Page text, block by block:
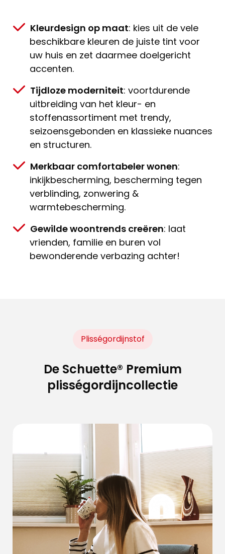
Kleurdesign op maat: kies uit de vele
beschikbare kleuren de juiste tint voor
uw huis en zet daarmee doelgericht
accenten.
Tijdloze moderniteit: voortdurende
uitbreiding van het kleur- en
stoffenassortiment met trendy,
seizoensgebonden en klassieke nuances
en structuren.
Merkbaar comfortabeler wonen:
inkijkbescherming, bescherming tegen
verblinding, zonwering &
warmtebescherming.
Gewilde woontrends creëren: laat
vrienden, familie en buren vol
bewonderende verbazing achter!
Plisségordijnstof
De Schuette® Premium
plisségordijncollectie